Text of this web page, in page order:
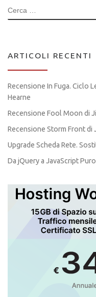
CERCA
ARTICOLI RECENTI
Recensione In Fuga. Ciclo
Hearne
Recensione Fool Moon di
Recensione Storm Front di
Upgrade Scheda Rete.
Da jQuery a JavaScript